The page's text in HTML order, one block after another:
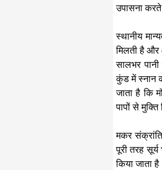
उपासना
स्थानीय
मिलती है और
सालभर
कुंड में स्नान
जाता है कि
पापों से मुक्ति
मकर
पूरी तरह
किया जाता